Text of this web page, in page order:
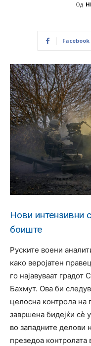
Од
Facebook
Нови интензивни
боиште
Руските воени
како веројатен
го најавуваат градот
Бахмут. Ова би
целосна контрола на
завршена бидејќи сѐ
во западните делови
презедоа контролата